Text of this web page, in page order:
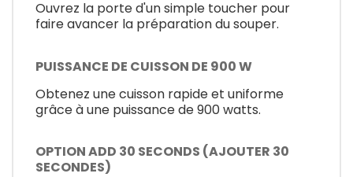
Ouvrez la porte d'un simple toucher pour
faire avancer la préparation du souper.
PUISSANCE DE CUISSON DE 900 W
Obtenez une cuisson rapide et uniforme
grâce à une puissance de 900 watts.
OPTION ADD 30 SECONDS (AJOUTER 30
SECONDES)